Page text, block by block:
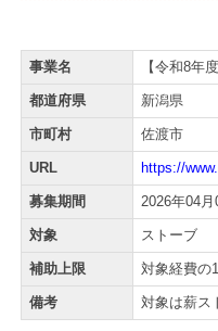
事業名 【令和8年
都道府県 新潟県
市町村 佐渡市
URL https://
募集期間 2026年04
対象 ストーブ
補助上限 対象経費の
備考 対象は薪ス